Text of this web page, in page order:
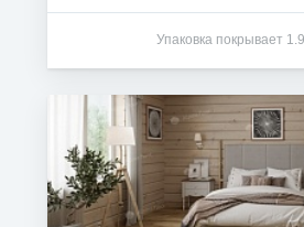
Упаковка покрывает